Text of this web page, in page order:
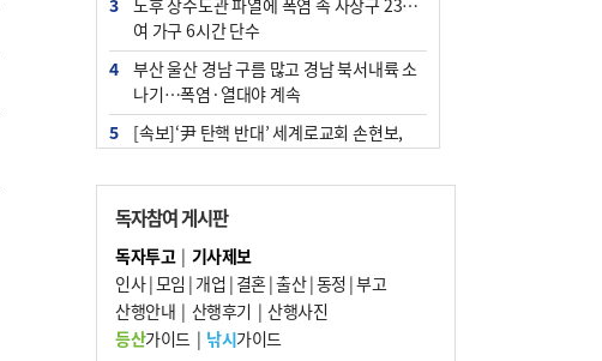
3
노후 상수도관 파열에 폭염 속 사상구 2300
여 가구 6시간 단수
4
부산 울산 경남 구름 많고 경남 북서내륙 소
나기…폭염·열대야 계속
5
[속보]‘尹 탄핵 반대’ 세계로교회 손현보,
군사기밀 유출자 색출 지시
7
부산 주유소 휘발유 평균가 ℓ당 1849원…
전주보다 3원 ↓
8
[속보] ‘심판 성접대’ 논란 축구협회 공식 사
과…“현재는 부적절 행위 없어”
독자참여 게시판
독자투고| 기사제보
인사|모임 | 개업 | 결혼|출산|동정 |부고
산행안내 | 산행후기 | 산행사진
등산가이드| 낚시가이드